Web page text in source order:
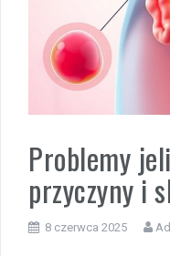
Problemy
przyczyny i
8 czerwca 2025